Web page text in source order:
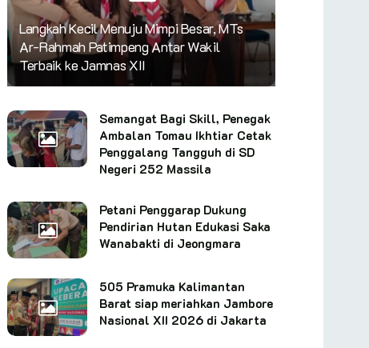
Langkah Kecil Menuju Mimpi Besar, MTs
Ar-Rahmah Patimpeng Antar Wakil
Terbaik ke Jamnas XII
Semangat Bagi Skill, Penegak
Ambalan Tomau Ikhtiar Cetak
Penggalang Tangguh di SD
Negeri 252 Massila
Petani Penggarap Dukung
Pendirian Hutan Edukasi Saka
Wanabakti di Jeongmara
505 Pramuka Kalimantan
Barat siap meriahkan Jambore
Nasional XII 2026 di Jakarta